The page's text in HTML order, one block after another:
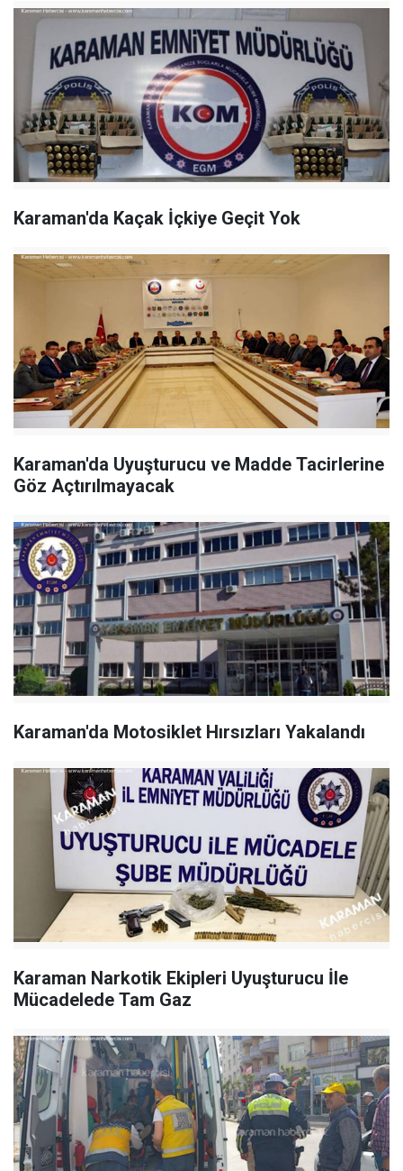
Karaman'da Kaçak İçkiye Geçit Yok
Karaman'da Uyuşturucu ve Madde Tacirlerine
Göz Açtırılmayacak
Karaman'da Motosiklet Hırsızları Yakalandı
Karaman Narkotik Ekipleri Uyuşturucu İle
Mücadelede Tam Gaz